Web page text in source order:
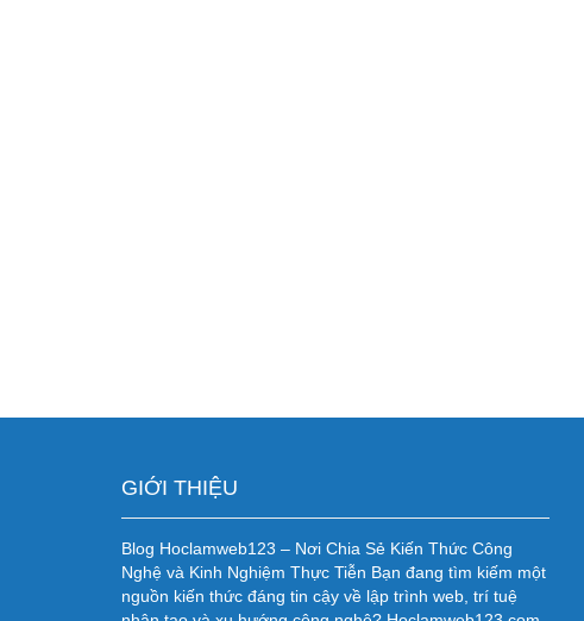
GIỚI THIỆU
Blog Hoclamweb123 – Nơi Chia Sẻ Kiến Thức Công
Nghệ và Kinh Nghiệm Thực Tiễn Bạn đang tìm kiếm một
nguồn kiến thức đáng tin cậy về lập trình web, trí tuệ